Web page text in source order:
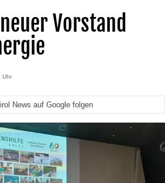
Vorstand
Uhr
News auf Google folgen